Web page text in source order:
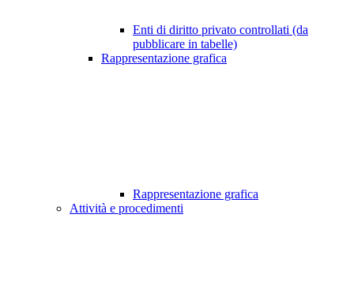
Enti di diritto privato controllati (da
pubblicare in tabelle)
Rappresentazione grafica
Rappresentazione grafica
Attività e procedimenti